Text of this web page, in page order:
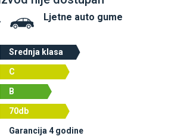
Ljetne auto gume
Srednja klasa
C
B
70db
Garancija 4 godine